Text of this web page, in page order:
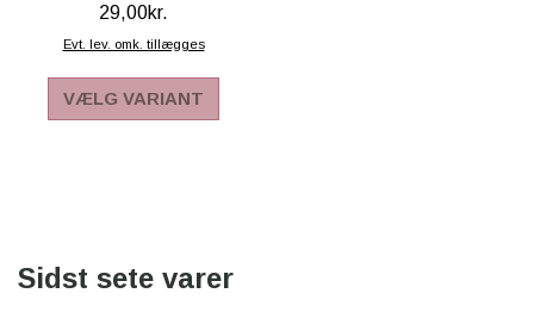
29,00kr.
Evt. lev. omk. tillægges
VÆLG VARIANT
Sidst sete varer